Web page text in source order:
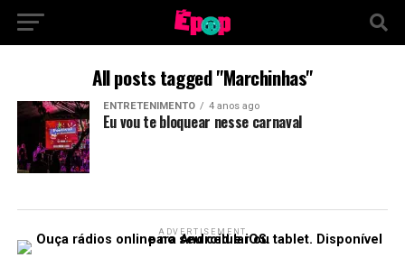
All posts tagged "Marchinhas"
ENTRETENIMENTO 4 anos ago
Eu vou te bloquear nesse carnaval
ADVERTISEMENT